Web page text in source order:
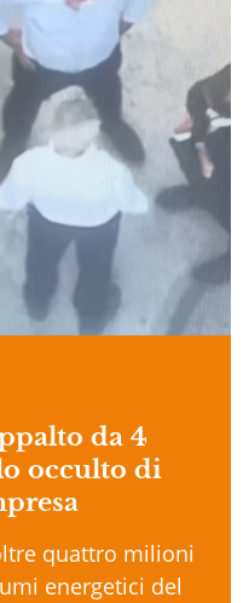
da 4
occulto di
quattro milioni
energetici del